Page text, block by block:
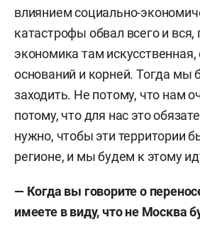
влиянием социально-
катастрофы обвал всего и вся,
экономика там
оснований и корней. Тогда мы
заходить. Не потому, что нам
потому, что для нас это
нужно, чтобы эти территории
регионе, и мы будем к этому
— Когда вы говорите о
имеете в виду, что не Москва